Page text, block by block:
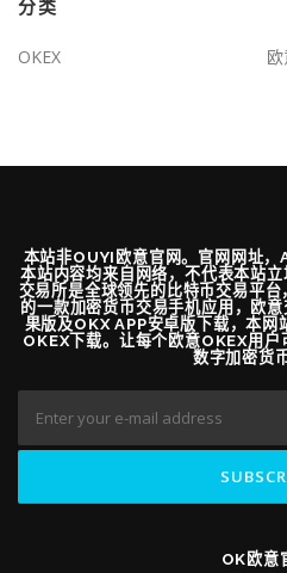
分类
OKEX
本站非OUYI欧意官网。官网网址，
本站内容均来自网络，不代表本站
交易所是全球领先的比特币交易平
的一款加密货币交易手机应用，欧
果版及OKX APP安卓版下载，本网
OKEX下载。让每个欧意OKEX用
数字加密货
OK欧意